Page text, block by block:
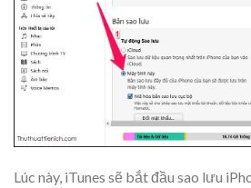
Lúc này, iTunes sẽ bắt đầu sao lưu